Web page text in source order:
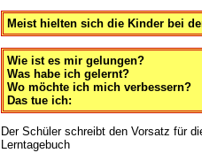
Meist hielten sich die Kinder bei
Wie ist es mir gelungen?
Was habe ich gelernt?
Wo möchte ich mich verbessern?
Das tue ich:
Der Schüler schreibt den Vorsatz für
Lerntagebuch